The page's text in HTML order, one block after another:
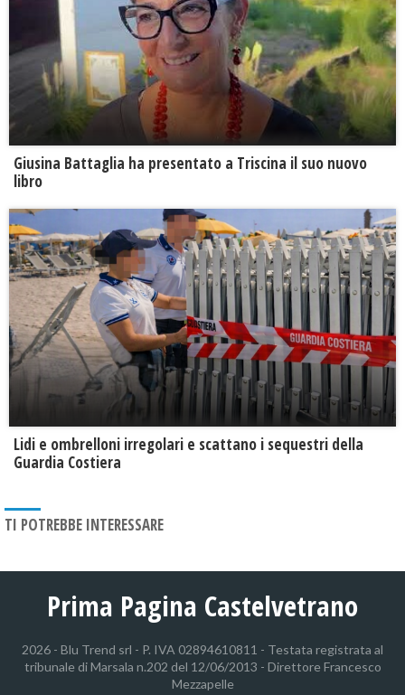
Giusina Battaglia ha presentato a Triscina il suo nuovo
libro
Lidi e ombrelloni irregolari e scattano i sequestri della
Guardia Costiera
TI POTREBBE INTERESSARE
Prima Pagina Castelvetrano
2026 - Blu Trend srl - P. IVA 02894610811 - Testata registrata al
tribunale di Marsala n.202 del 12/06/2013 - Direttore Francesco
Mezzapelle